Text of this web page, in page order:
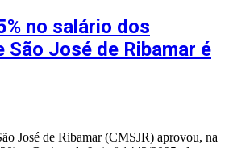
no salário dos
José de Ribamar é
José de Ribamar (CMSJR) aprovou, na